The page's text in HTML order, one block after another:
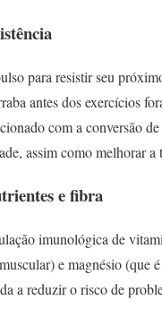
para resistir seu
antes dos exercícios
com a conversão
assim como melhorar
e fibra
imunológica de
e magnésio (que
a reduzir o risco de